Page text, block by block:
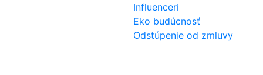
Influenceri
Eko budúcnosť
Odstúpenie od zmluvy